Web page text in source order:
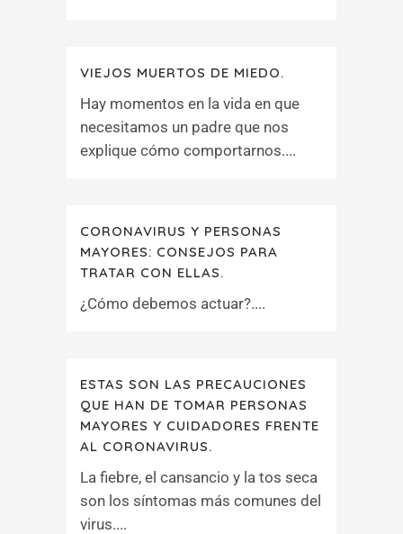
VIEJOS MUERTOS DE MIEDO.
Hay momentos en la vida en que
necesitamos un padre que nos
explique cómo comportarnos....
CORONAVIRUS Y PERSONAS
MAYORES: CONSEJOS PARA
TRATAR CON ELLAS.
¿Cómo debemos actuar?....
ESTAS SON LAS PRECAUCIONES
QUE HAN DE TOMAR PERSONAS
MAYORES Y CUIDADORES FRENTE
AL CORONAVIRUS.
La fiebre, el cansancio y la tos seca
son los síntomas más comunes del
virus....